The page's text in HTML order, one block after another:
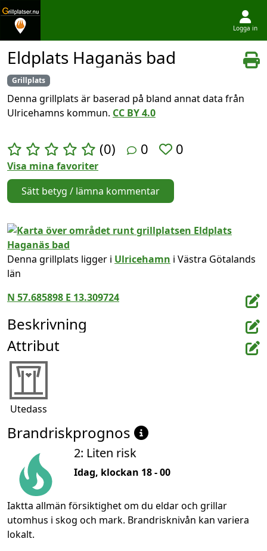
Logga in
Eldplats Haganäs bad
Grillplats
Denna grillplats är baserad på bland annat data från
Ulricehamns kommun. CC BY 4.0
(0) 0 0
Visa mina favoriter
Sätt betyg / lämna kommentar
Denna grillplats ligger i Ulricehamn i Västra Götalands
län
N 57.685898 E 13.309724
Beskrivning
Attribut
Utedass
Brandriskprognos
2: Liten risk
Idag, klockan 18 - 00
Iaktta allmän försiktighet om du eldar och grillar
utomhus i skog och mark. Brandrisknivån kan variera
lokalt.